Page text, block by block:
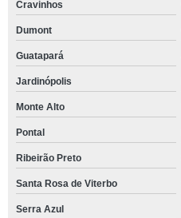
Cravinhos
Dumont
Guatapará
Jardinópolis
Monte Alto
Pontal
Ribeirão Preto
Santa Rosa de Viterbo
Serra Azul